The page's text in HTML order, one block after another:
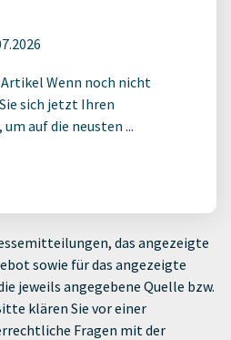
Wenn noch nicht
sich jetzt Ihren
auf die neusten ...
das angezeigte
sowie für das angezeigte
jeweils angegebene Quelle bzw.
klären Sie vor einer
Fragen mit der